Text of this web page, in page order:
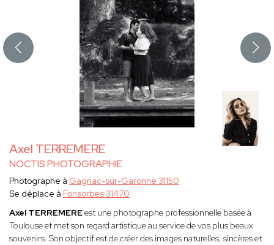
Axel TERREMERE
NOCTIS PHOTOGRAPHIE
Photographe à Gagnac-sur-Garonne 31150
Se déplace à Fonsorbes 31470
Axel TERREMEREest une photographe professionnelle basée à
Toulouse et met son regard artistique au service de vos plus beaux
souvenirs. Son objectif est de créer des images naturelles, sincères et